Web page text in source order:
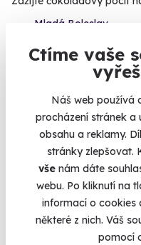
Ctíme vaše
Náš web používá
procházení stránek a
obsahu a reklamy.
stránky zlepšovat.
vše nám dáte
webu. Po kliknutí na
informací o cookies
některé z nich. Váš
pomocí
Mladá Boleslav